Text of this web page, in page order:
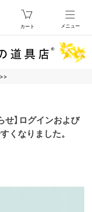
カート メニュー
せ】ログインおよび
くなりました。